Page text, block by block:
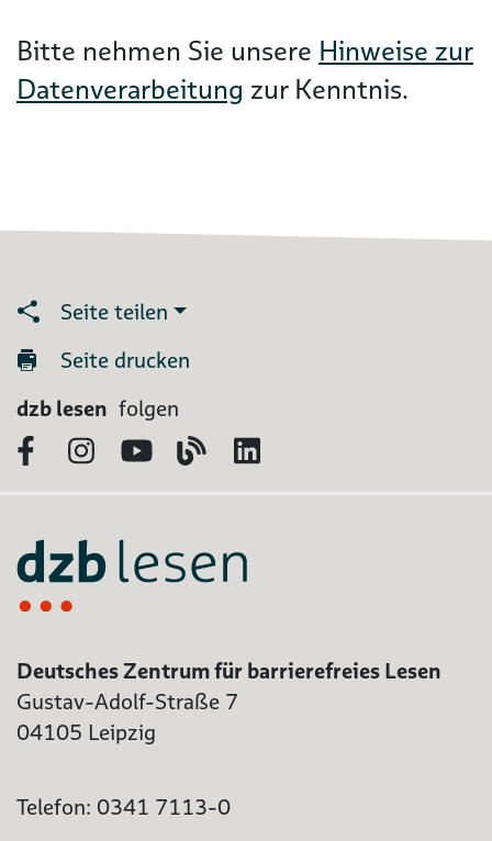
Bitte nehmen Sie unsere Hinweise zur
Datenverarbeitung zur Kenntnis.
Seite teilen
Seite drucken
dzb lesen folgen
FacebookInstagram
YouTubeBlog
Deutsches Zentrum für barrierefreies Lesen
Gustav-Adolf-Straße 7
04105 Leipzig
Telefon: 0341 7113-0